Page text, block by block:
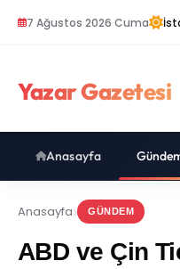
7 Ağustos 2026 Cuma
Yazar Gazetesi
Anasayfa
Anasayfa GÜNDEM
ABD ve Çin